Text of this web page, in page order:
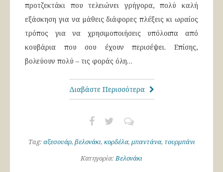
προτζεκτάκι που τελειώνει γρήγορα, πολύ καλή
εξάσκηση για να μάθεις διάφορες πλέξεις κι ωραίος
τρόπος για να χρησιμοποιήσεις υπόλοιπα από
κουβάρια που σου έχουν περισέψει. Επίσης,
βολεύουν πολύ – τις φοράς όλη…
Διαβάστε Περισσότερα
Tag: αξεσουάρ, βελονάκι, κορδέλα, μπαντάνα, τουρμπάνι
Κατηγορία:Βελονάκι